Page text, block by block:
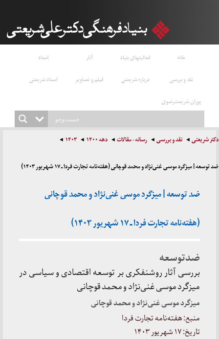
خانه فعالیتهای بنیاد آثار
اسناد
نقد و بررسی
درباره شریعتی فیلم و تصاویر
استاد شریعتی
پوران شریعت‌رضوی
دکتر شریعتی نقد و بررسی رسانه - مقالات دهه ۱۴۰۰ ۱۴۰۳
ضد توسعه | میزگرد موسی غنی‌نژاد و محمد قوچانی (هفته‌نامه تجارت فردا ـ ۱۷ شهریور ۱۴۰۳)
ضد توسعه | میزگرد موسی غنی‌نژاد و محمد قوچانی
(هفته‌نامه تجارت فردا ـ ۱۷ شهریور ۱۴۰۳)
ضدتوسعه
بررسی آثار روشنفکری بر توسعه اقتصادی و سیاسی در
میزگرد موسی غنی‌نژاد و محمد قوچانی
میزگرد موسی غنی‌نژاد و محمد قوچانی
منبع: هفته‌نامه تجارت فردا
تاریخ: ۱۷ شهریور ۱۴۰۳